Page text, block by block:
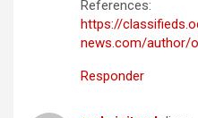
References:
https://
news.com/author/
Responder